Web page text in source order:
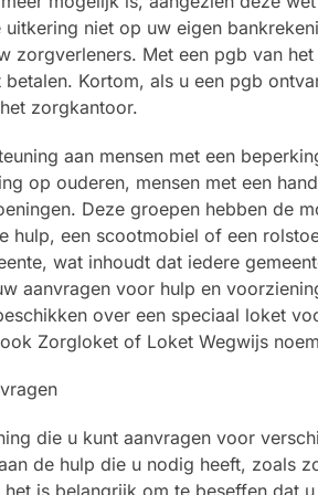
niet op uw eigen
zorgverleners. Met een pgb van het
Kortom, als u een pgb
zorgkantoor.
aan mensen met een
op ouderen, mensen met een
Deze groepen hebben de
hulp, een scootmobiel of een
wat inhoudt dat iedere
aanvragen voor hulp en
over een speciaal loket
Zorgloket of Loket Wegwijs
die u kunt aanvragen voor
de hulp die u nodig heeft, zoals
is belangrijk om te beseffen dat